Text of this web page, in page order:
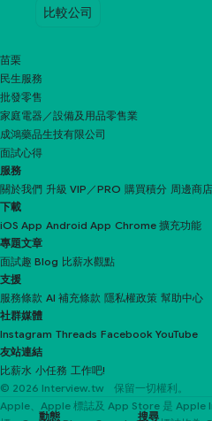
動態 搜尋
比較公司
苗栗
民生服務
批發零售
家庭電器／設備及用品零售業
成鴻藥品生技有限公司
面試心得
服務
關於我們 升級 VIP／PRO 購買積分 周邊商店
下載
iOS App Android App Chrome 擴充功能
專題文章
面試趣 Blog 比薪水觀點
支援
服務條款 AI 補充條款 隱私權政策 幫助中心
社群媒體
Instagram Threads Facebook YouTube
友站連結
比薪水 小任務 工作吧!
© 2026 Interview.tw 保留一切權利。
Apple、Apple 標誌及 App Store 是 Apple